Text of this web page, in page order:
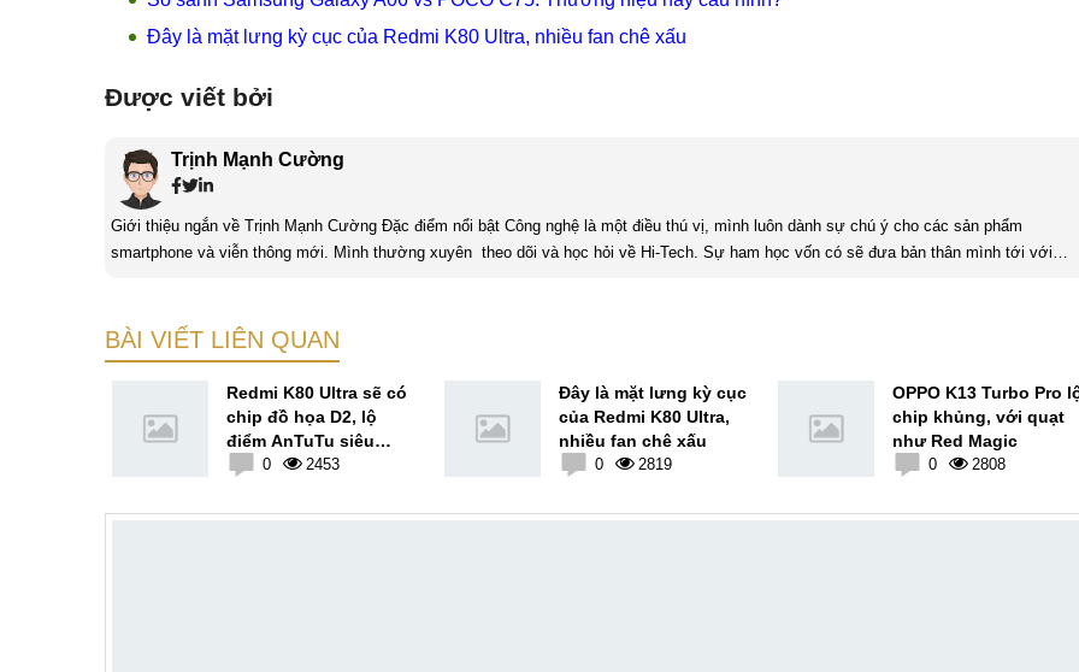
Đây là mặt lưng kỳ cục của Redmi K80 Ultra, nhiều fan chê xấu
Được viết bởi
Trịnh Mạnh Cường
Giới thiệu ngắn về Trịnh Mạnh Cường Đặc điểm nổi bật Công nghệ là một điều thú vị, mình luôn dành sự chú ý cho các sản phẩm
smartphone và viễn thông mới. Mình thường xuyên theo dõi và học hỏi về Hi-Tech. Sự ham học vốn có sẽ đưa bản thân mình tới với
BÀI VIẾT LIÊN QUAN
Redmi K80 Ultra sẽ có
chip đồ họa D2, lộ
điểm AnTuTu siêu
khủng
0 2453
Đây là mặt lưng kỳ cục
của Redmi K80 Ultra,
nhiều fan chê xấu
0 2819
OPPO K13 Turbo Pro
chip khủng, với quạt
như Red Magic
0 2808